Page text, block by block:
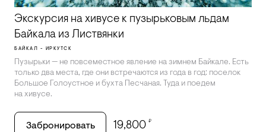
Экскурсия на хивусе к пузырьковым льдам
Байкала из Листвянки
БАЙКАЛ - ИРКУТСК
Пузырьки — не повсеместное явление на зимнем Байкале. Есть
только два места, где они встречаются из года в год: поселок
Большое Голоустное и бухта Песчаная. Туда и поедем
на хивусе.
Забронировать 19,800 ₽